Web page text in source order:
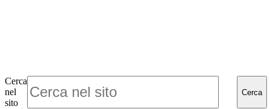
Cerca
nel
sito
Cerca